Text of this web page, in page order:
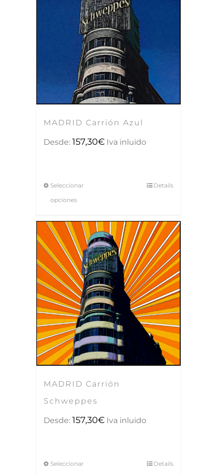
MADRID Carrión Azul
Desde: 157,30€ Iva inluido
Seleccionar
opciones
Details
MADRID Carrión
Schweppes
Desde: 157,30€ Iva inluido
Seleccionar
Details